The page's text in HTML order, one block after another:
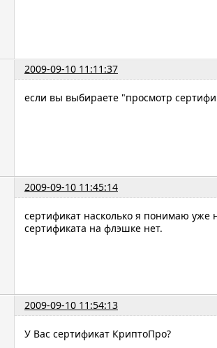
2009-09-10 11:11:37
если вы выбираете "просмотр
2009-09-10 11:45:14
сертификат насколько я понимаю
сертификата на флэшке нет.
2009-09-10 11:54:13
У Вас сертификат КриптоПро?